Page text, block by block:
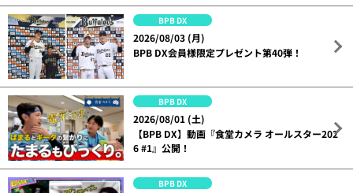
BPB DX
2026/08/03 (月)
BPB DX会員様限定プレゼント第40弾！
BPB DX
2026/08/01 (土)
【BPB DX】動画『食堂カメラ オールスター202
6 #1』公開！
BPB DX